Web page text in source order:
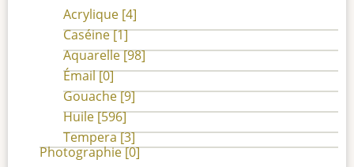
Acrylique [4]
Caséine[1]
Aquarelle[98]
Émail[0]
Gouache[9]
Huile[596]
Tempera[3]
Photographie[0]